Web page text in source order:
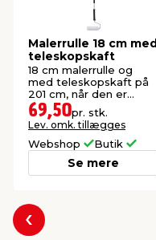
Malerrulle 18 cm med
teleskopskaft
18 cm malerrulle og
med teleskopskaft på
201 cm, når den er
foldet ud.
69,50pr. stk.
Lev. omk. tillægges
Webshop Butik
Se mere
Forrige